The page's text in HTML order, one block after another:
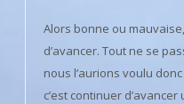
Alors bonne ou mauvaise,
d’avancer. Tout ne se
nous l’aurions voulu
c’est continuer